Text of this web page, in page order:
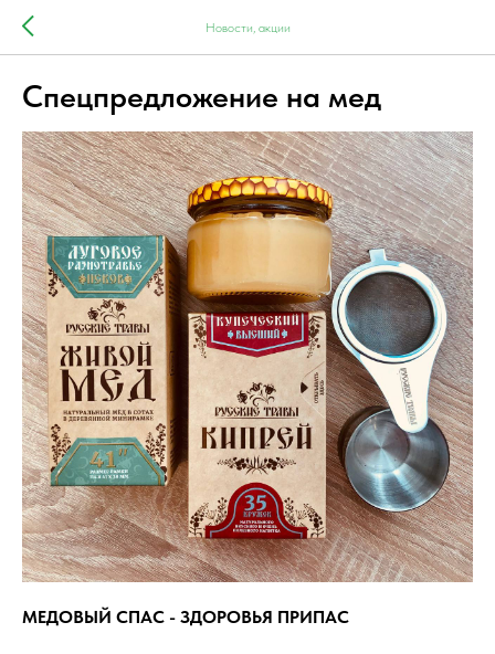
Новости, акции
Спецпредложение на мед
МЕДОВЫЙ СПАС - ЗДОРОВЬЯ ПРИПАС